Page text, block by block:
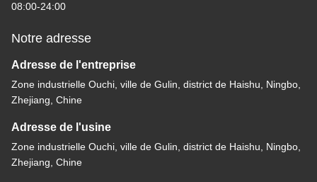
08:00-24:00
Notre adresse
Adresse de l'entreprise
Zone industrielle Ouchi, ville de Gulin, district de Haishu, Ningbo,
Zhejiang, Chine
Adresse de l'usine
Zone industrielle Ouchi, ville de Gulin, district de Haishu, Ningbo,
Zhejiang, Chine